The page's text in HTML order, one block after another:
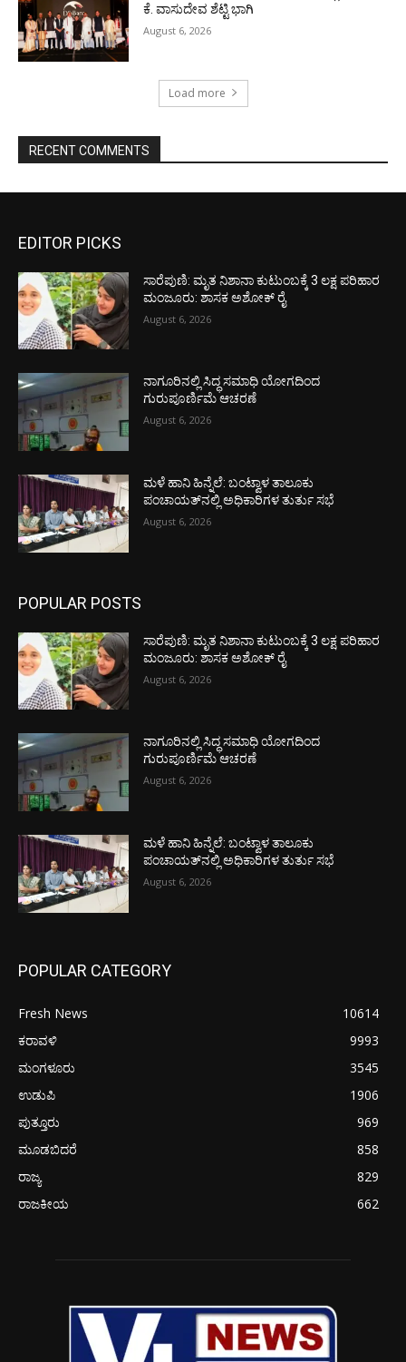
ಕೆ. ವಾಸುದೇವ ಶೆಟ್ಟಿ ಭಾಗಿ
August 6, 2026
Load more
RECENT COMMENTS
EDITOR PICKS
ಸಾರೆಪುಣಿ: ಮೃತ ನಿಶಾನಾ ಕುಟುಂಬಕ್ಕೆ 3 ಲಕ್ಷ ಪರಿಹಾರ
ಮಂಜೂರು: ಶಾಸಕ ಅಶೋಕ್ ರೈ
August 6, 2026
ನಾಗೂರಿನಲ್ಲಿ ಸಿದ್ಧ ಸಮಾಧಿ ಯೋಗದಿಂದ
ಗುರುಪೂರ್ಣಿಮೆ ಆಚರಣೆ
August 6, 2026
ಮಳೆ ಹಾನಿ ಹಿನ್ನೆಲೆ: ಬಂಟ್ವಾಳ ತಾಲೂಕು
ಪಂಚಾಯತ್‌ನಲ್ಲಿ ಅಧಿಕಾರಿಗಳ ತುರ್ತು ಸಭೆ
August 6, 2026
POPULAR POSTS
ಸಾರೆಪುಣಿ: ಮೃತ ನಿಶಾನಾ ಕುಟುಂಬಕ್ಕೆ 3 ಲಕ್ಷ ಪರಿಹಾರ
ಮಂಜೂರು: ಶಾಸಕ ಅಶೋಕ್ ರೈ
August 6, 2026
ನಾಗೂರಿನಲ್ಲಿ ಸಿದ್ಧ ಸಮಾಧಿ ಯೋಗದಿಂದ
ಗುರುಪೂರ್ಣಿಮೆ ಆಚರಣೆ
August 6, 2026
ಮಳೆ ಹಾನಿ ಹಿನ್ನೆಲೆ: ಬಂಟ್ವಾಳ ತಾಲೂಕು
ಪಂಚಾಯತ್‌ನಲ್ಲಿ ಅಧಿಕಾರಿಗಳ ತುರ್ತು ಸಭೆ
August 6, 2026
POPULAR CATEGORY
Fresh News
10614
ಕರಾವಳಿ
9993
ಮಂಗಳೂರು
3545
ಉಡುಪಿ
1906
ಪುತ್ತೂರು
969
ಮೂಡಬಿದರೆ
858
ರಾಜ್ಯ
829
ರಾಜಕೀಯ
662